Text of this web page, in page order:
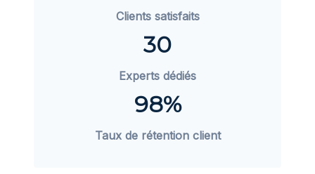
Clients satisfaits
30
Experts dédiés
98%
Taux de rétention client